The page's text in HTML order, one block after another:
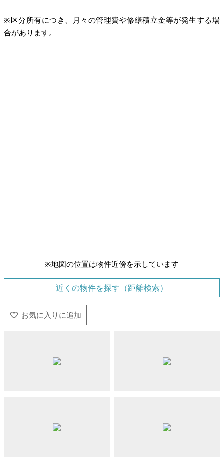
※区分所有につき、月々の管理費や修繕積立金等が発生する場
合があります。
※地図の位置は物件近傍を示しています
近くの物件を探す（距離検索）